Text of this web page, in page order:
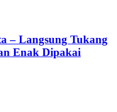
– Langsung Tukang
Enak Dipakai